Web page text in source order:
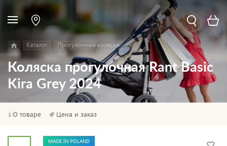
Каталог Прогулочные коляски
Коляска прогулочная Rant Basic
Kira Grey 2024
О товаре Цена и заказ
MADE IN POLAND